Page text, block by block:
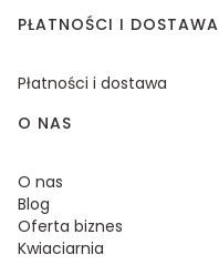
PŁATNOŚCI I DOSTAWA
Płatności i dostawa
O NAS
O nas
Blog
Oferta biznes
Kwiaciarnia